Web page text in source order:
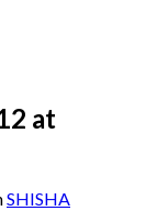
at
SHISHA